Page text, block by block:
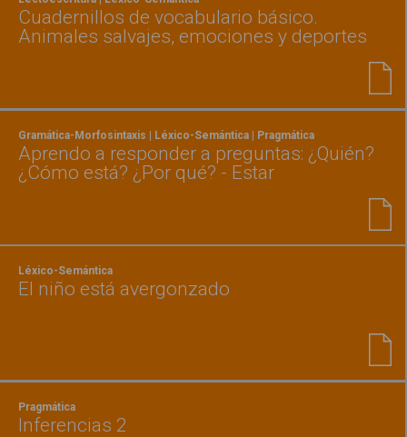
Cuadernillos de vocabulario básico.
Animales salvajes, emociones y deportes
Gramática-Morfosintaxis | Léxico-Semántica | Pragmática
Aprendo a responder a preguntas: ¿Quién?
¿Cómo está? ¿Por qué? - Estar
Léxico-Semántica
El niño está avergonzado
Pragmática
Inferencias 2